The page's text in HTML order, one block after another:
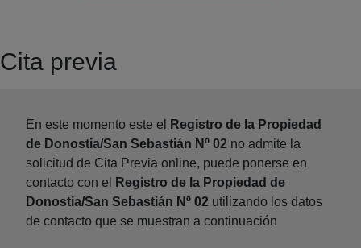
Cita previa
En este momento este el
Registro de la Propiedad
de Donostia/San Sebastián Nº 02 no admite la
solicitud de Cita Previa online, puede ponerse en
contacto con el
Registro de la Propiedad de
Donostia/San Sebastián Nº 02 utilizando los datos
de contacto que se muestran a continuación